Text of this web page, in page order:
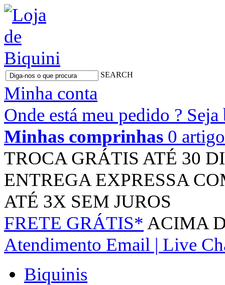
SEARCH
Minha conta
Onde está meu pedido ?
Minhas comprinhas 0
TROCA GRÁTIS ATÉ 30
ENTREGA EXPRESSA
ATÉ 3X SEM JUROS
FRETE GRÁTIS* ACIMA
Atendimento Email | Live
Biquinis